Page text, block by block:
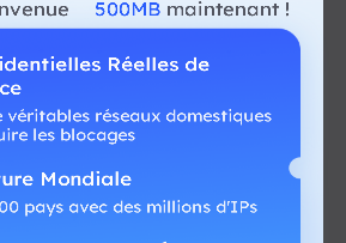
Rapides et Volumineuses
Proxy
! Réclamez votre
500MBmaintenant !
Réelles de
véritables réseaux domestiques
les blocages
Mondiale